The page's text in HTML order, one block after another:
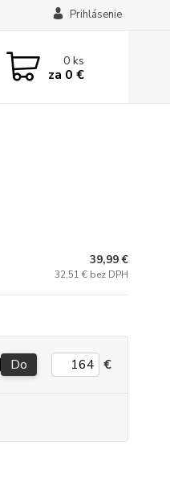
Prihlásenie
0ks
za 0 €
39,99 €
32,51 € bez DPH
Do €